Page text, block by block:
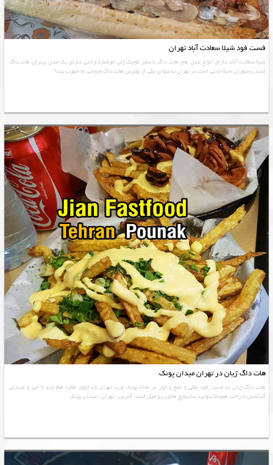
فست فود شیلا سعادت آباد تهران
شیلا سعادت آباد دارای انواع مدل های هات داگ با سایز کوچک ولی خوشمزه و حتی دارای یک مدل پیتزای هات داگ
لذیذ رستوران شیلا مدتی است در تهران به عنوان یکی از بهترین هات داگ فروشی ها شهرت پیدا
هات داگ ژیان در تهران میدان پونک
هات داگ ژیان یه فست_فود نقلی و جمع و جور در محله پونک غرب تهران که جلوی مغازه هم چند تا میز و صندلی
گذاشتن تا راحت همونجا بتونید ساندویچ هاتون رو میل کنید. آدرس : تهران ، میدان پونک